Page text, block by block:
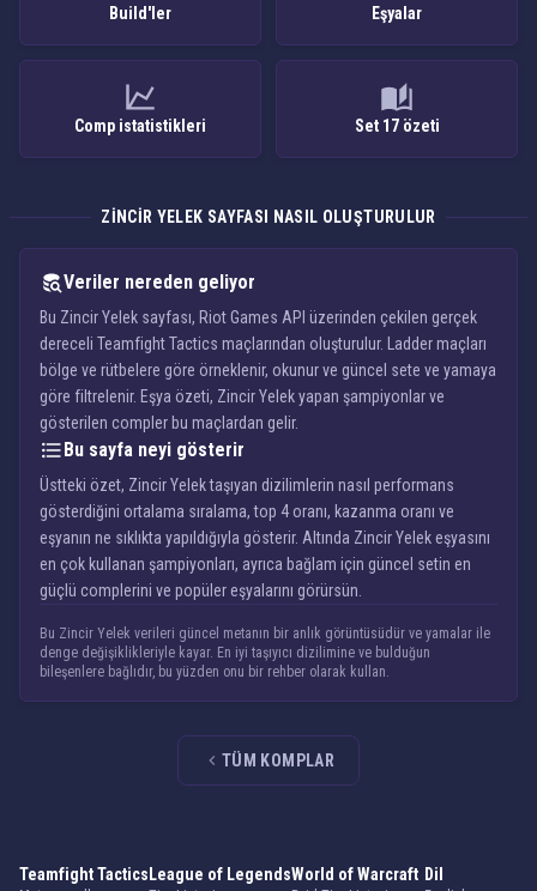
Build'ler Eşyalar
Comp istatistikleri Set 17 özeti
ZINCIR YELEK SAYFASI NASIL OLUŞTURULUR
Veriler nereden geliyor
Bu Zincir Yelek sayfası, Riot Games API üzerinden çekilen gerçek
dereceli Teamfight Tactics maçlarından oluşturulur. Ladder maçları
bölge ve rütbelere göre örneklenir, okunur ve güncel sete ve yamaya
göre filtrelenir. Eşya özeti, Zincir Yelek yapan şampiyonlar ve
gösterilen compler bu maçlardan gelir.
Bu sayfa neyi gösterir
Üstteki özet, Zincir Yelek taşıyan dizilimlerin nasıl performans
gösterdiğini ortalama sıralama, top 4 oranı, kazanma oranı ve
eşyanın ne sıklıkta yapıldığıyla gösterir. Altında Zincir Yelek eşyasını
en çok kullanan şampiyonları, ayrıca bağlam için güncel setin en
güçlü complerini ve popüler eşyalarını görürsün.
Bu Zincir Yelek verileri güncel metanın bir anlık görüntüsüdür ve yamalar ile
denge değişiklikleriyle kayar. En iyi taşıyıcı dizilimine ve bulduğun
bileşenlere bağlıdır, bu yüzden onu bir rehber olarak kullan.
TÜM KOMPLAR
Teamfight Tactics League of LegendsWorld of Warcraft Dil